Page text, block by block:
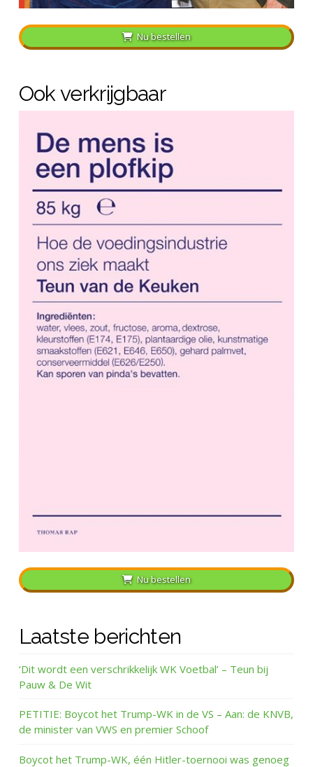
Nu bestellen
Ook verkrijgbaar
Nu bestellen
Laatste berichten
‘Dit wordt een verschrikkelijk WK Voetbal’ – Teun bij
Pauw & De Wit
PETITIE: Boycot het Trump-WK in de VS – Aan: de KNVB,
de minister van VWS en premier Schoof
Boycot het Trump-WK, één Hitler-toernooi was genoeg